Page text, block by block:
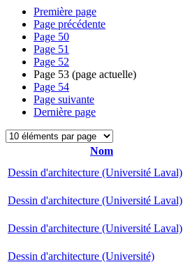
Première page
Page précédente
Page 50
Page 51
Page 52
Page 53 (page actuelle)
Page 54
Page suivante
Dernière page
Nom
Dessin d'architecture (Université Laval)
Dessin d'architecture (Université Laval)
Dessin d'architecture (Université Laval)
Dessin d'architecture (Université)